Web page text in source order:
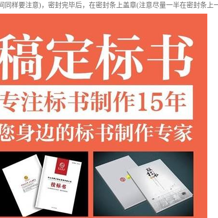
同样要注意)，密封完毕后，在密封条上盖章(注意尽量一半在密封条上